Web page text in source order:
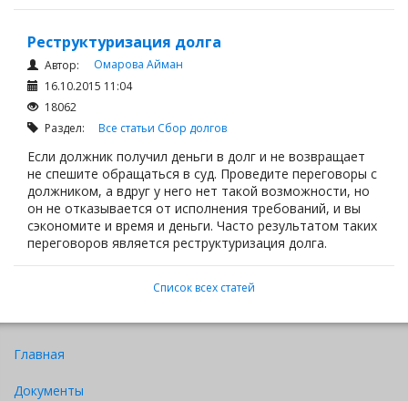
Реструктуризация долга
Автор:
Омарова Айман
16.10.2015 11:04
18062
Раздел: Все статьи Сбор долгов
Если должник получил деньги в долг и не возвращает
не спешите обращаться в суд. Проведите переговоры с
должником, а вдруг у него нет такой возможности, но
он не отказывается от исполнения требований, и вы
сэкономите и время и деньги. Часто результатом таких
переговоров является реструктуризация долга.
Список всех статей
Главная
Документы